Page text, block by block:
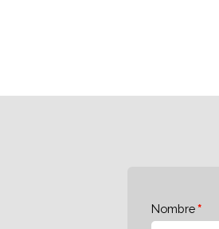
Nombre